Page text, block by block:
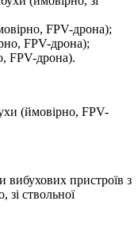
FPV-дрона);
FPV-дрона);
FPV-дрона).
(ймовірно, FPV-
вибухових пристроїв з
зі ствольної